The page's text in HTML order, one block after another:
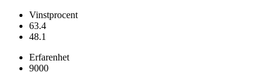
Vinstprocent
63.4
48.1
Erfarenhet
9000